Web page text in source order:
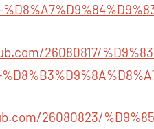
26080817/
26080823/